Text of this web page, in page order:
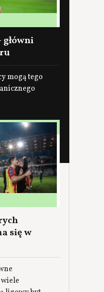
główni
mogą tego
się w